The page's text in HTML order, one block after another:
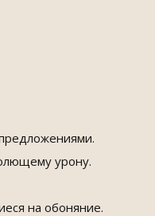
урону.
на обоняние.